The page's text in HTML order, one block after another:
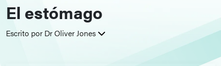
El estómago
Escrito por Dr Oliver Jones